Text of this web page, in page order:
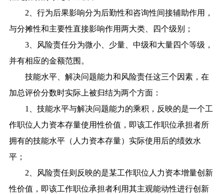
2、行为后果影响分为后勤性和咨询性间接辅助作用，
与分摊性和主要性直接影响作用两大类、四个级别；
3、风险责任分为微小、少量、中级和大量四个等级，
并有相应的金额范围。
技能水平、解决问题能力和风险责任这三个因素，在
加总评价分数时实际上被归结为两个方面：
1、技能水平与解决问题能力的乘积，反映的是一个工
作职位人力资本存量使用性价值，即该工作职位承担者所
拥有的技能水平（人力资本存量）实际使用后的绩效水
平；
2、风险责任则反映的是某工作职位人力资本增量创新
性价值，即该工作职位承担者利用其主观能动性进行创新